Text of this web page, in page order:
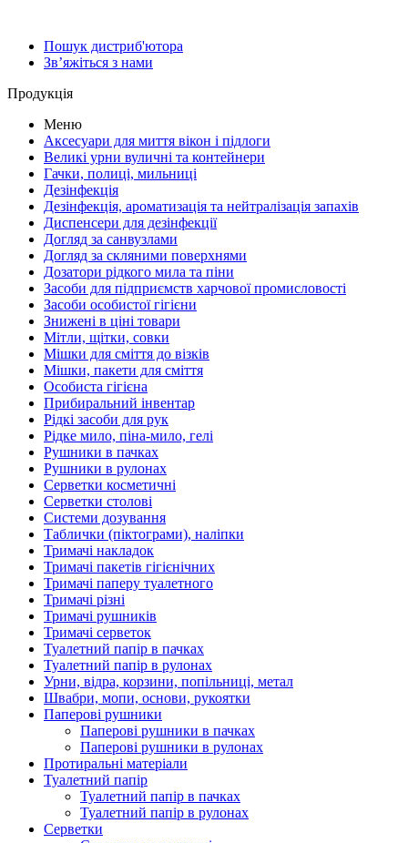
Пошук дистриб'ютора
Зв’яжіться з нами
Продукція
Меню
Аксесуари для миття вікон і підлоги
Великі урни вуличні та контейнери
Гачки, полиці, мильниці
Дезінфекція
Дезінфекція, ароматизація та нейтралізація запахів
Диспенсери для дезінфекції
Догляд за санвузлами
Догляд за скляними поверхнями
Дозатори рідкого мила та піни
Засоби для підприємств харчової промисловості
Засоби особистої гігієни
Знижені в ціні товари
Мітли, щітки, совки
Мішки для сміття до візків
Мішки, пакети для сміття
Особиста гігієна
Прибиральний інвентар
Рідкі засоби для рук
Рідке мило, піна-мило, гелі
Рушники в пачках
Рушники в рулонах
Серветки косметичні
Серветки столові
Системи дозування
Таблички (піктограми), наліпки
Тримачі накладок
Тримачі пакетів гігієнічних
Тримачі паперу туалетного
Тримачі різні
Тримачі рушників
Тримачі серветок
Туалетний папір в пачках
Туалетний папір в рулонах
Урни, відра, корзини, попільниці, метал
Швабри, мопи, основи, рукоятки
Паперові рушники
Паперові рушники в пачках
Паперові рушники в рулонах
Протиральні матеріали
Туалетний папір
Туалетний папір в пачках
Туалетний папір в рулонах
Серветки